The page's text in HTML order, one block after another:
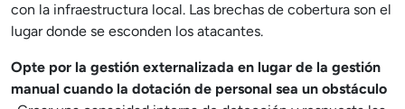
con la infraestructura local. Las brechas de cobertura son el
lugar donde se esconden los atacantes.
Opte por la gestión externalizada en lugar de la gestión
manual cuando la dotación de personal sea un obstáculo